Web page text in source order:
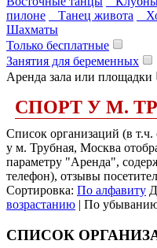
пилоне
Танец живота
Шахматы
Только бесплатные
Занятия для беременных
Аренда зала или площадки
СПОРТ У М.
Список организаций (в
у м. Трубная, Москва
параметру "Аренда",
телефон), отзывы
Сортировка: По алфавиту
возрастанию | По
СПИСОК